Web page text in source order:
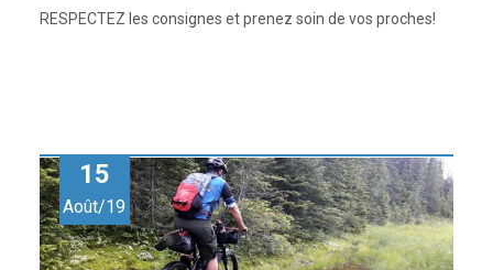
RESPECTEZ les consignes et prenez soin de vos proches!
15
Août/19